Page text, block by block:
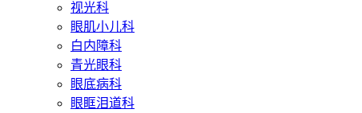
视光科
眼肌小儿科
白内障科
青光眼科
眼底病科
眼眶泪道科